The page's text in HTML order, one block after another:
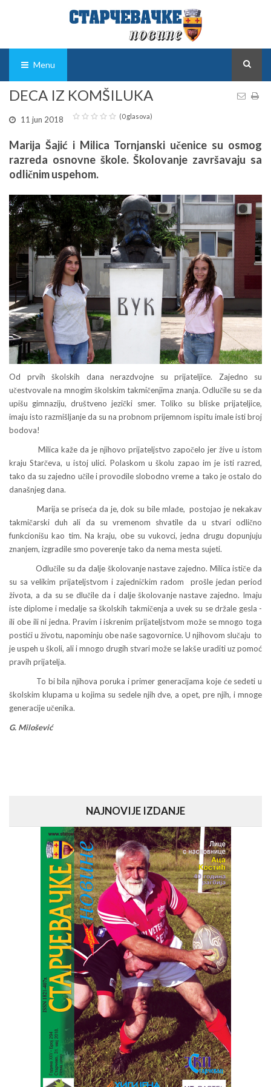
Menu
DECA IZ KOMŠILUKA
11 jun 2018 (0 glasova)
Marija Šajić i Milica Tornjanski učenice su osmog
razreda osnovne škole. Školovanje završavaju sa
odličnim uspehom.
Od prvih školskih dana nerazdvojne su prijateljice. Zajedno su
učestvovale na mnogim školskim takmičenjima znanja. Odlučile su se da
upišu gimnaziju, društveno jezički smer. Toliko su bliske prijateljice,
imaju isto razmišljanje da su na probnom prijemnom ispitu imale isti broj
bodova!
Milica kaže da je njihovo prijateljstvo započelo jer žive u istom
kraju Starčeva, u istoj ulici. Polaskom u školu zapao im je isti razred,
tako da su zajedno učile i provodile slobodno vreme a tako je ostalo do
današnjeg dana.
Marija se priseća da je, dok su bile mlađe, postojao je nekakav
takmičarski duh ali da su vremenom shvatile da u stvari odlično
funkcionišu kao tim. Na kraju, obe su vukovci, jedna drugu dopunjuju
znanjem, izgradile smo poverenje tako da nema mesta sujeti.
Odlučile su da dalje školovanje nastave zajedno. Milica ističe da
su sa velikim prijateljstvom i zajedničkim radom prošle jedan period
života, a da su se dlučile da i dalje školovanje nastave zajedno. Imaju
iste diplome i medalje sa školskih takmičenja a uvek su se držale gesla -
ili obe ili ni jedna. Pravim i iskrenim prijateljstvom može se mnogo toga
postići u životu, napominju obe naše sagovornice. U njihovom slučaju to
je uspeh u školi, ali i mnogo drugih stvari može se lakše uraditi uz pomoć
pravih prijatelja.
To bi bila njihova poruka i primer generacijama koje će sedeti u
školskim klupama u kojima su sedele njih dve, a opet, pre njih, i mnoge
generacije učenika.
G. Milošević
NAJNOVIJE IZDANJE